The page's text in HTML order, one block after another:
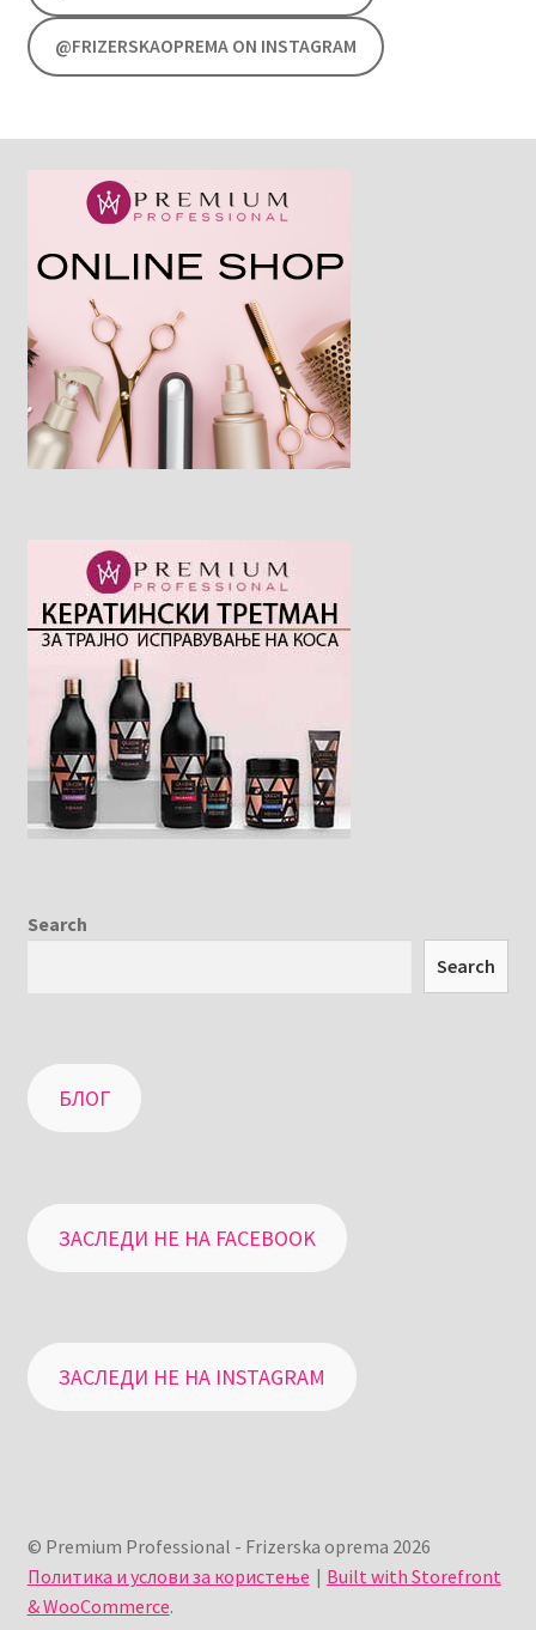
@FRIZERSKAOPREMA ON INSTAGRAM
Search
Search
БЛОГ
ЗАСЛЕДИ НЕ НА FACEBOOK
ЗАСЛЕДИ НЕ НА INSTAGRAM
© Premium Professional - Frizerska oprema 2026
Политика и услови за користење
Built with Storefront
& WooCommerce.